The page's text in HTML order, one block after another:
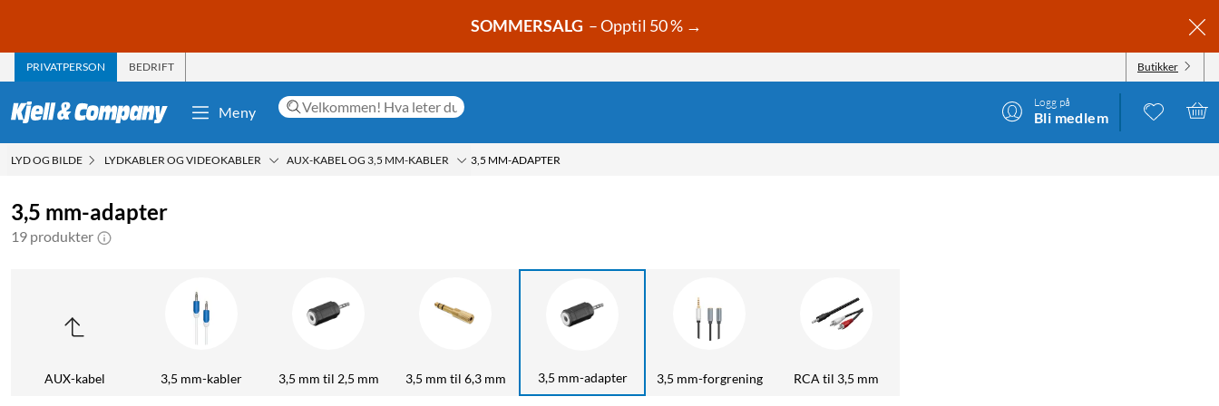
SOMMERSALG – Opptil 50 % →
PRIVATPERSON BEDRIFT Butikker
Meny
Logg på
Bli medlem
LYD OG BILDE LYDKABLER OG VIDEOKABLER AUX-KABEL OG 3,5 MM-KABLER 3,5 MM-ADAPTER
3,5 mm-adapter
19 produkter
AUX-kabel 3,5 mm-kabler 3,5 mm til 2,5 mm 3,5 mm til 6,3 mm 3,5 mm-adapter 3,5 mm-forgrening RCA til 3,5 mm